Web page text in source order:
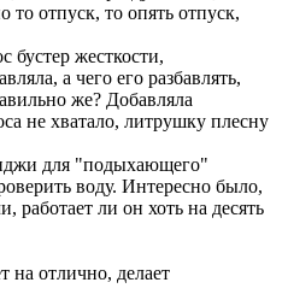
отпуск, то опять отпуск,
бустер жесткости,
а чего его разбавлять,
же? Добавляла
не хватало, литрушку плесну
для "подыхающего"
воду. Интересно было,
работает ли он хоть на десять
на отлично, делает